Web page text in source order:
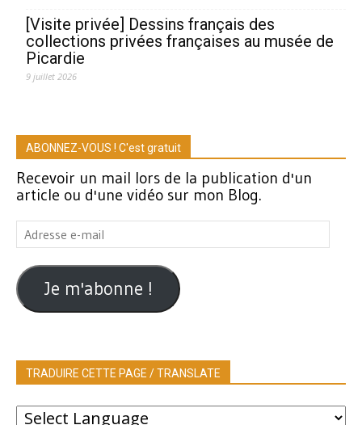
[Visite privée] Dessins français des
collections privées françaises au musée de
Picardie
9 juillet 2026
ABONNEZ-VOUS ! C'est gratuit
Recevoir un mail lors de la publication d'un
article ou d'une vidéo sur mon Blog.
Adresse
e-
mail
Je m'abonne !
TRADUIRE CETTE PAGE / TRANSLATE